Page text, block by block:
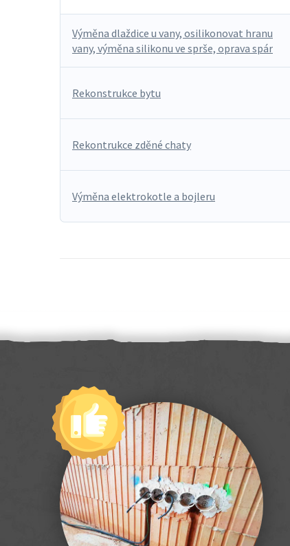
Výměna dlaždice u vany, osilikonovat hranu
vany, výměna silikonu ve sprše, oprava spár
Rekonstrukce bytu
Rekontrukce zděné chaty
Výměna elektrokotle a bojleru